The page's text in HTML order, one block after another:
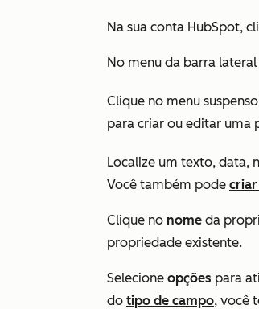
Na sua conta HubSpot,
No menu da barra
Clique no menu suspenso
para criar ou editar uma
Localize um texto, data,
Você também pode
Clique no nome da
propriedade existente.
Selecione opções para
do tipo de campo, você